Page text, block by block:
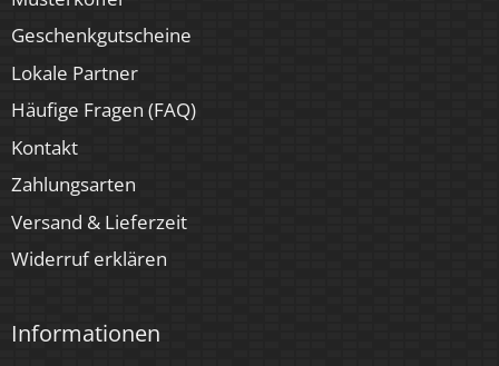
Geschenkgutscheine
Lokale Partner
Häufige Fragen (FAQ)
Kontakt
Zahlungsarten
Versand & Lieferzeit
Widerruf erklären
Informationen